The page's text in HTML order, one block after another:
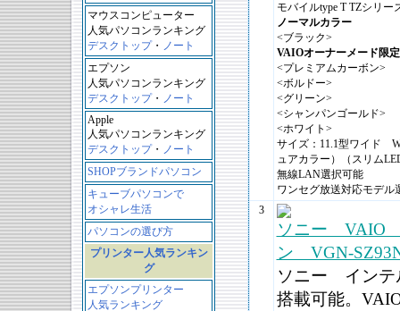
マウスコンピューター
人気パソコンランキング
デスクトップ・ ノート
エプソン
人気パソコンランキング
デスクトップ・ ノート
Apple
人気パソコンランキング
デスクトップ・ ノート
SHOPブランドパソコン
キューブパソコンで
オシャレ生活
パソコンの選び方
プリンター人気ランキン
グ
エプソンプリンター
人気ランキング
モバイルtype T TZシリー
ノーマルカラー
<ブラック>
VAIOオーナーメード限
<プレミアムカーボン>
<ボルドー>
<グリーン>
<シャンパンゴールド>
<ホワイト>
サイズ：11.1型ワイド
ュアカラー）（スリム
無線LAN選択可能
ワンセグ放送対応モデル
3
ソニー VAIO
ン VGN-
ソニー インテ
搭載可能。